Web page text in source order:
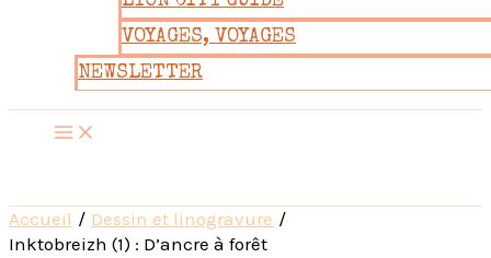
VOYAGES, VOYAGES
NEWSLETTER
Accueil
Dessin et linogravure
Inktobreizh (1) : D’ancre à forêt